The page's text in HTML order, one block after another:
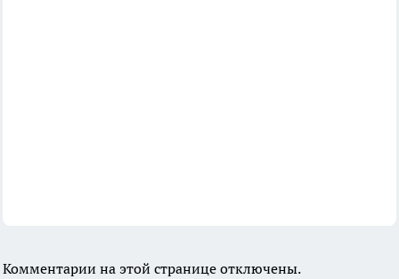
Комментарии на этой странице отключены.